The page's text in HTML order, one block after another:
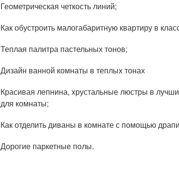
Геометрическая четкость линий;
Как обустроить малогабаритную квартиру в
Теплая палитра пастельных тонов;
Дизайн ванной комнаты в теплых тонах
Красивая лепнина, хрустальные люстры в
для комнаты;
Как отделить диваны в комнате с помощью
Дорогие паркетные полы.